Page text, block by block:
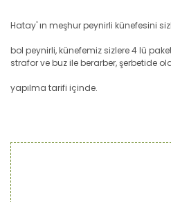
Hatay' ın meşhur peynirli künefesini
bol peynirli, künefemiz sizlere 4 lü
strafor ve buz ile berarber, şerbetide
yapılma tarifi içinde.
Bu ürüne ilk